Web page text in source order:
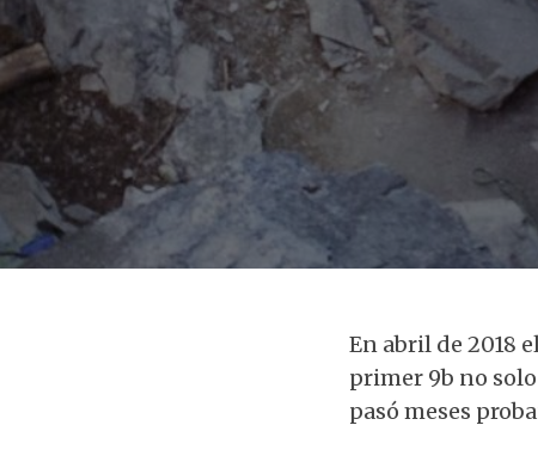
En abril de 2018
primer 9b no
pasó meses